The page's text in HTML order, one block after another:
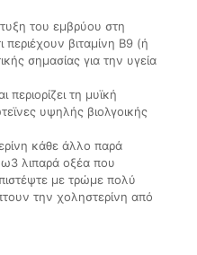
του εμβρύου στη
περιέχουν βιταμίνη Β9 (ή
σημασίας για την υγεία
περιορίζει τη μυϊκή
υψηλής βιολγοικής
κάθε άλλο παρά
ω3 λιπαρά οξέα που
με τρώμε πολύ
την χοληστερίνη από